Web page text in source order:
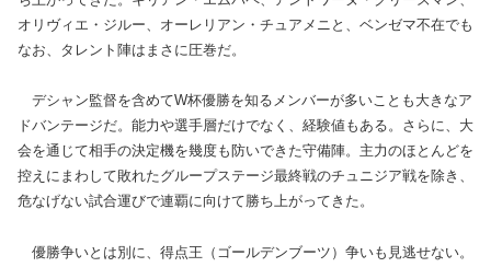
オリヴィエ・ジルー、オーレリアン・チュアメニと、ベンゼマ不在でも
なお、タレント陣はまさに圧巻だ。
デシャン監督を含めてW杯優勝を知るメンバーが多いことも大きなア
ドバンテージだ。能力や選手層だけでなく、経験値もある。さらに、大
会を通じて相手の決定機を幾度も防いできた守備陣。主力のほとんどを
控えにまわして敗れたグループステージ最終戦のチュニジア戦を除き、
危なげない試合運びで連覇に向けて勝ち上がってきた。
優勝争いとは別に、得点王（ゴールデンブーツ）争いも見逃せない。